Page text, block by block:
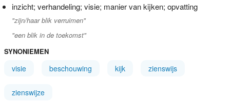
inzicht; verhandeling; visie; manier van kijken; opvatting
"zijn/haar blik verruimen"
"een blik in de toekomst"
SYNONIEMEN
visie beschouwing kijk zienswijs
zienswijze